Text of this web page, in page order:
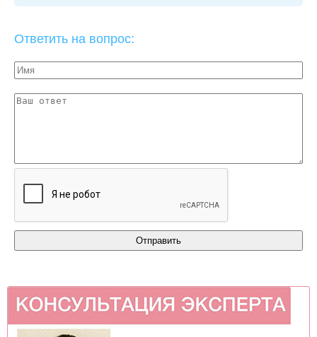
Ответить на вопрос: